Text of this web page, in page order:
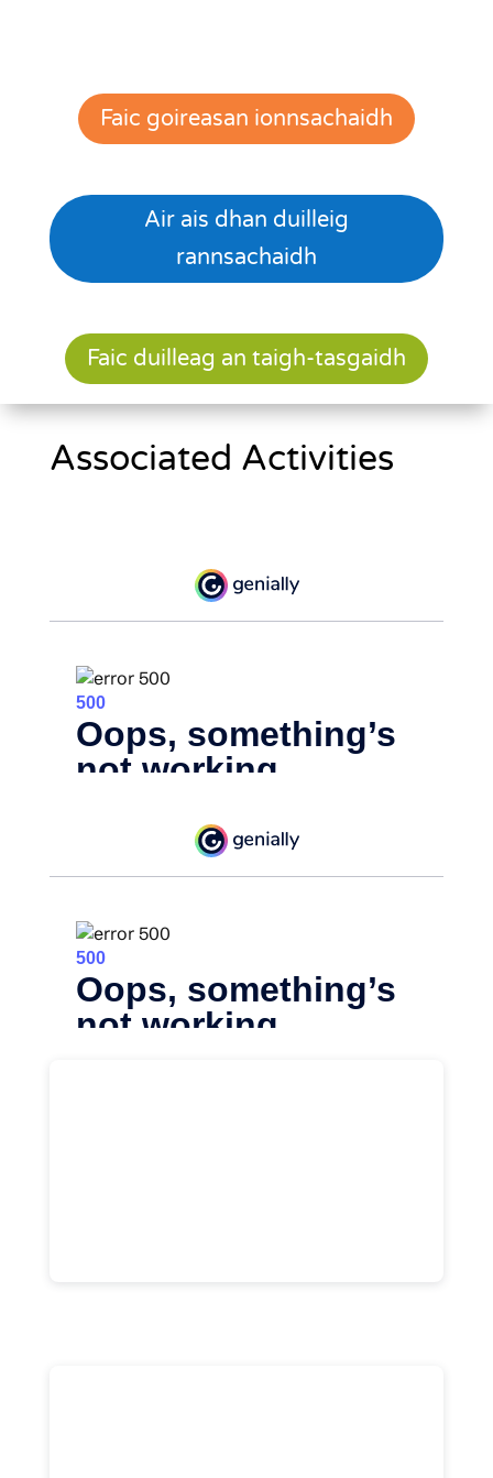
Faic goireasan ionnsachaidh
Air ais dhan duilleig
rannsachaidh
Faic duilleag an taigh-tasgaidh
Associated Activities